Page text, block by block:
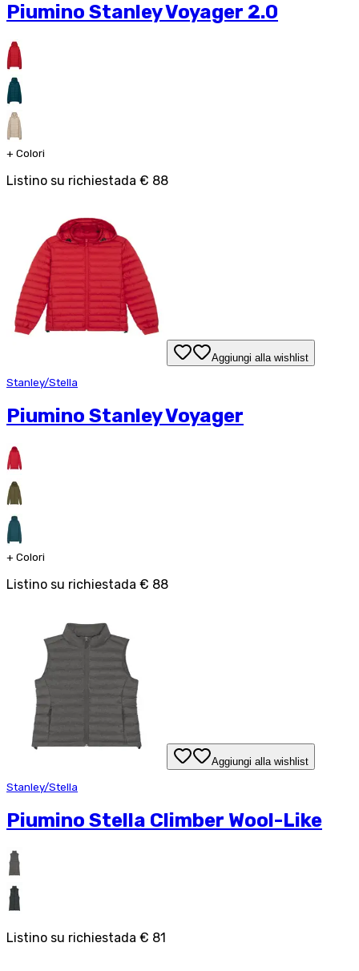
Piumino Stanley Voyager 2.0
+ Colori
Listino su richiestada € 88
Aggiungi alla wishlist
Stanley/Stella
Piumino Stanley Voyager
+ Colori
Listino su richiestada € 88
Aggiungi alla wishlist
Stanley/Stella
Piumino Stella Climber Wool-Like
Listino su richiestada € 81